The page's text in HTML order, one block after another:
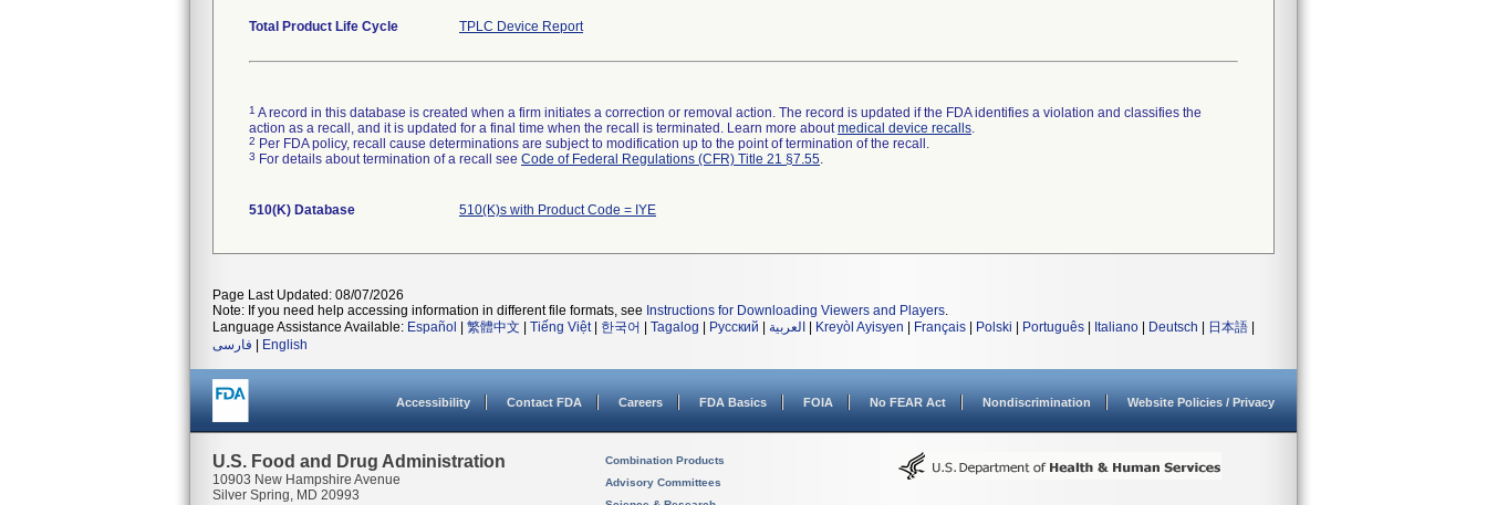
Total Product Life Cycle TPLC Device Report
1 A record in this database is created when a firm initiates a correction or removal action. The record is updated if the FDA identifies a violation and classifies the
action as a recall, and it is updated for a final time when the recall is terminated. Learn more aboutmedical device recalls.
2 Per FDA policy, recall cause determinations are subject to modification up to the point of termination of the recall.
3 For details about termination of a recall see Code of Federal Regulations (CFR) Title 21 §7.55.
510(K) Database 510(K)s with Product Code = IYE
Page Last Updated: 08/07/2026
Note: If you need help accessing information in different file formats, see Instructions for Downloading Viewers and Players.
Language Assistance Available: Español 繁體中文 Tiếng Việt| 한국어 Tagalog Русский العربية Kreyòl Ayisyen Français Polski Português Italiano Deutsch 日本語
فارسی
English
Accessibility Contact FDA Careers FDA Basics FOIA No FEAR Act Nondiscrimination Website Policies / Privacy
U.S. Food and Drug Administration
10903 New Hampshire Avenue
Silver Spring, MD 20993
Combination Products
Advisory Committees